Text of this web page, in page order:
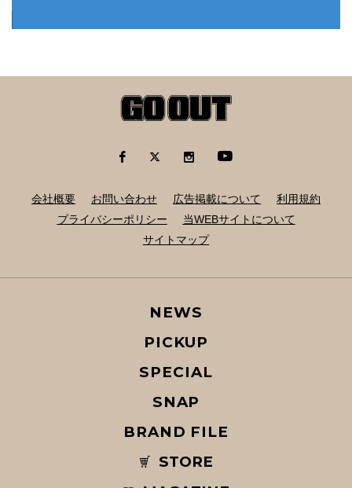
会社概要 お問い合わせ 広告掲載について
利用規約
プライバシーポリシー
当WEBサイトについて
サイトマップ
NEWS
PICKUP
SPECIAL
SNAP
BRAND FILE
STORE